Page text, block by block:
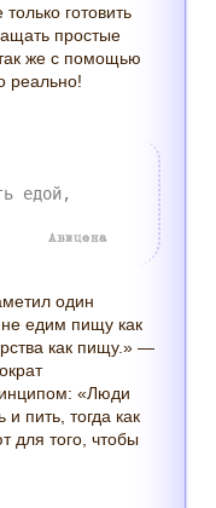
готовить
простые
же с помощью
реально!
едой,
Авицена
один
едим пищу как
как пищу.» —
«Люди
пить, тогда как
для того, чтобы